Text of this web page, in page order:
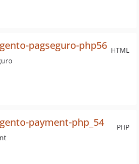
HTML
pagseguro-php56
PHP
payment-php_54